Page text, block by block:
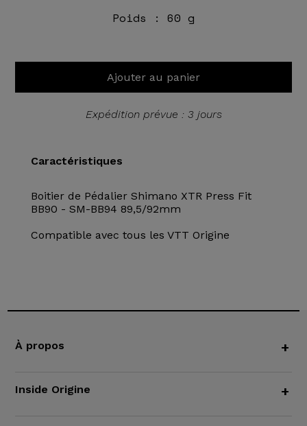
Poids : 60 g
Ajouter au panier
Expédition prévue : 3 jours
Caractéristiques
Boitier de Pédalier Shimano XTR Press Fit
BB90 - SM-BB94 89,5/92mm
Compatible avec tous les VTT Origine
À propos +
Inside Origine +